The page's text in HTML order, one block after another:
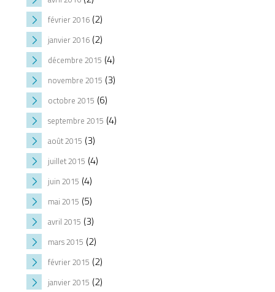
février 2016(2)
janvier 2016(2)
décembre 2015 (4)
novembre 2015 (3)
octobre 2015 (6)
septembre 2015 (4)
août 2015 (3)
juillet 2015 (4)
juin 2015 (4)
mai 2015 (5)
avril 2015 (3)
mars 2015 (2)
février 2015 (2)
janvier 2015 (2)